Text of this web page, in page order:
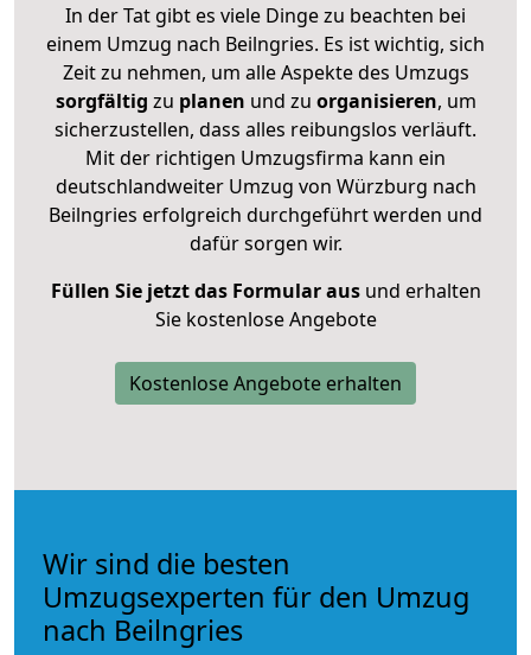
In der Tat gibt es viele Dinge zu beachten bei
einem Umzug nach Beilngries. Es ist wichtig, sich
Zeit zu nehmen, um alle Aspekte des Umzugs
sorgfältig zu planen und zu organisieren, um
sicherzustellen, dass alles reibungslos verläuft.
Mit der richtigen Umzugsfirma kann ein
deutschlandweiter Umzug von Würzburg nach
Beilngries erfolgreich durchgeführt werden und
dafür sorgen wir.
Füllen Sie jetzt das Formular ausund erhalten
Sie kostenlose Angebote
Kostenlose Angebote erhalten
Wir sind die besten
Umzugsexperten für den Umzug
nach Beilngries